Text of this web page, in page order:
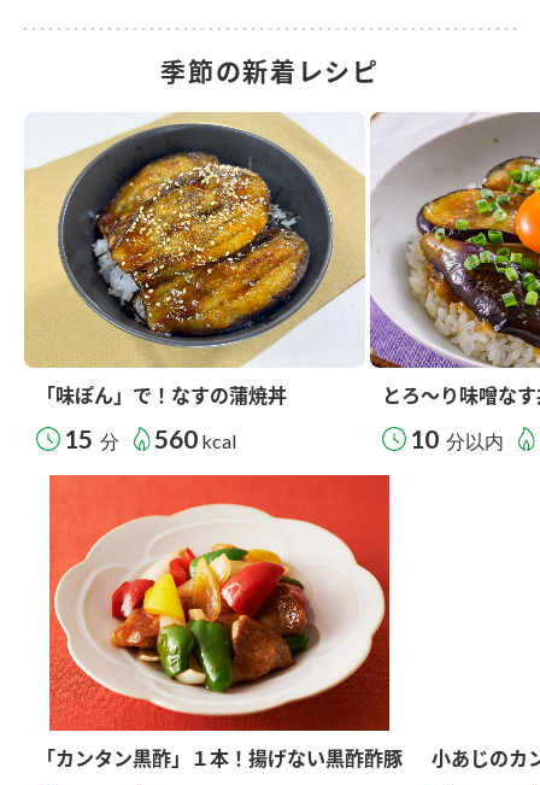
季節の新着レシピ
「味ぽん」で！なすの蒲焼丼
15 分 560 kcal
とろ～り味噌な
10 分以内
「カンタン黒酢」１本！揚げない黒酢酢豚 小あじのカ